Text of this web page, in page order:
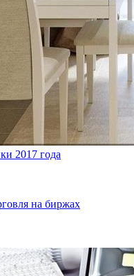
2017 года
на биржах